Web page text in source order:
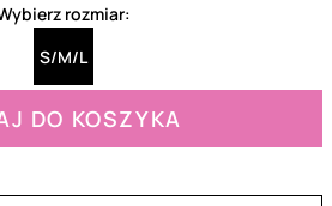
rozmiar:
S/M/L
DO KOSZYKA